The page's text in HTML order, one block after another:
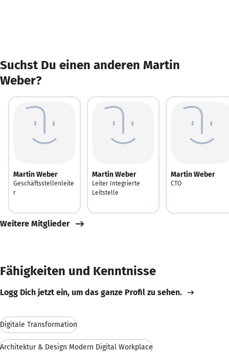
Suchst Du einen anderen Martin
Weber?
Martin Weber
Geschäftsstellenleite
r
Martin Weber
Leiter Integrierte
Leitstelle
Martin Weber
CTO
Weitere Mitglieder
Fähigkeiten und Kenntnisse
Logg Dich jetzt ein, um das ganze Profil zu sehen.
Digitale Transformation
Architektur & Design Modern Digital Workplace